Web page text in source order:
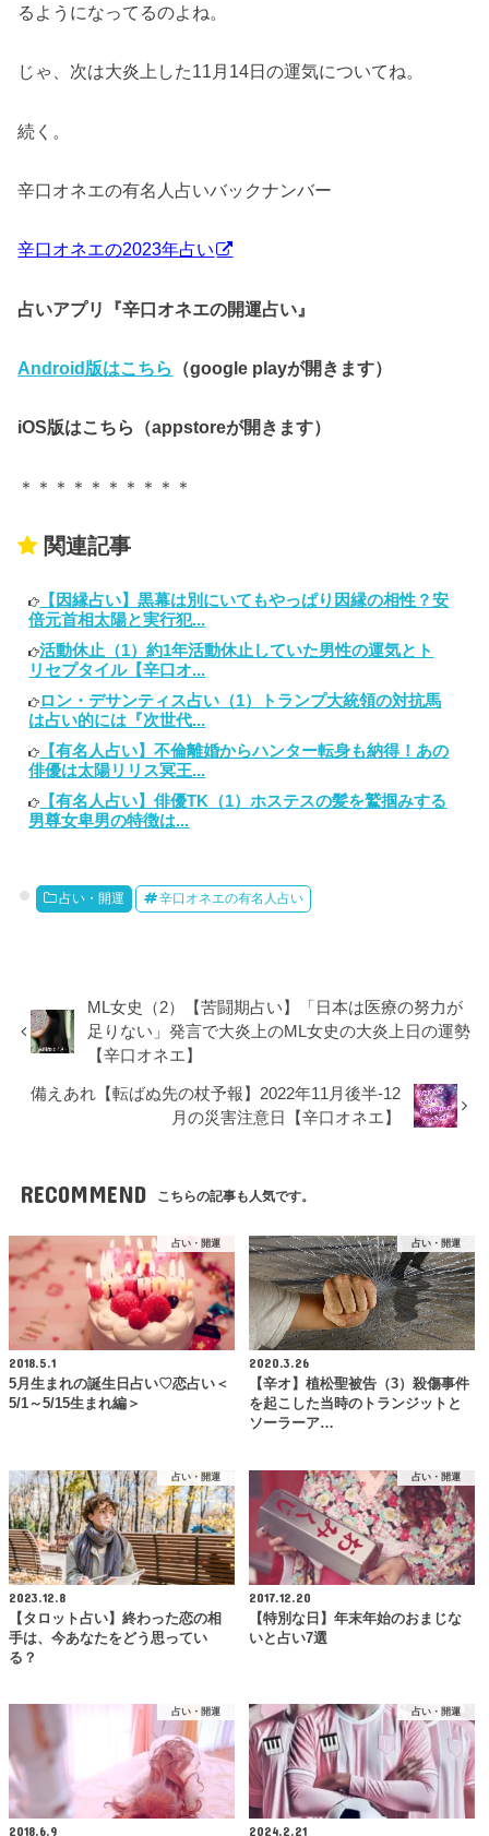
るようになってるのよね。
じゃ、次は大炎上した11月14日の運気についてね。
続く。
辛口オネエの有名人占いバックナンバー
辛口オネエの2023年占い
占いアプリ『辛口オネエの開運占い』
Android版はこちら （google playが開きます）
iOS版はこちら（appstoreが開きます）
＊＊＊＊＊＊＊＊＊＊
関連記事
【因縁占い】黒幕は別にいてもやっぱり因縁の相性？安
倍元首相太陽と実行犯...
活動休止（1）約1年活動休止していた男性の運気とト
リセプタイル【辛口オ...
ロン・デサンティス占い（1）トランプ大統領の対抗馬
は占い的には『次世代...
【有名人占い】不倫離婚からハンター転身も納得！あの
俳優は太陽リリス冥王...
【有名人占い】俳優TK（1）ホステスの髪を鷲掴みする
男尊女卑男の特徴は...
占い・開運 辛口オネエの有名人占い
ML女史（2）【苦闘期占い】「日本は医療の努力が
足りない」発言で大炎上のML女史の大炎上日の運勢
【辛口オネエ】
備えあれ【転ばぬ先の杖予報】2022年11月後半-12
月の災害注意日【辛口オネエ】
RECOMMEND こちらの記事も人気です。
占い・開運
2018.5.1
5月生まれの誕生日占い♡恋占い＜
5/1～5/15生まれ編＞
占い・開運
2020.3.26
【辛オ】植松聖被告（3）殺傷事件
を起こした当時のトランジットと
ソーラーア…
占い・開運
2023.12.8
【タロット占い】終わった恋の相
手は、今あなたをどう思ってい
る？
占い・開運
2017.12.20
【特別な日】年末年始のおまじな
いと占い7選
占い・開運
2018.6.9
占い・開運
2024.2.21